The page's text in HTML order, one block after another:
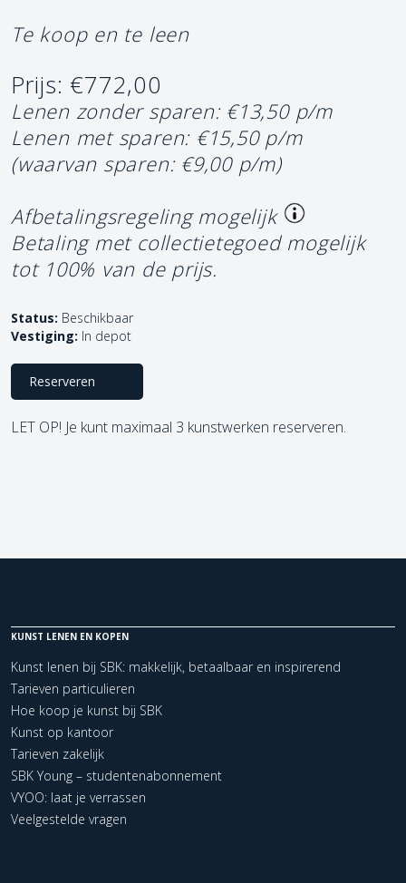
Te koop en te leen
Prijs: €772,00
Lenen zonder sparen: €13,50 p/m
Lenen met sparen: €15,50 p/m
(waarvan sparen: €9,00 p/m)
Afbetalingsregeling mogelijk
Betaling met collectietegoed mogelijk
tot 100% van de prijs.
Status: Beschikbaar
Vestiging: In depot
Reserveren
LET OP! Je kunt maximaal 3 kunstwerken reserveren.
KUNST LENEN EN KOPEN
Kunst lenen bij SBK: makkelijk, betaalbaar en inspirerend
Tarieven particulieren
Hoe koop je kunst bij SBK
Kunst op kantoor
Tarieven zakelijk
SBK Young – studentenabonnement
VYOO: laat je verrassen
Veelgestelde vragen